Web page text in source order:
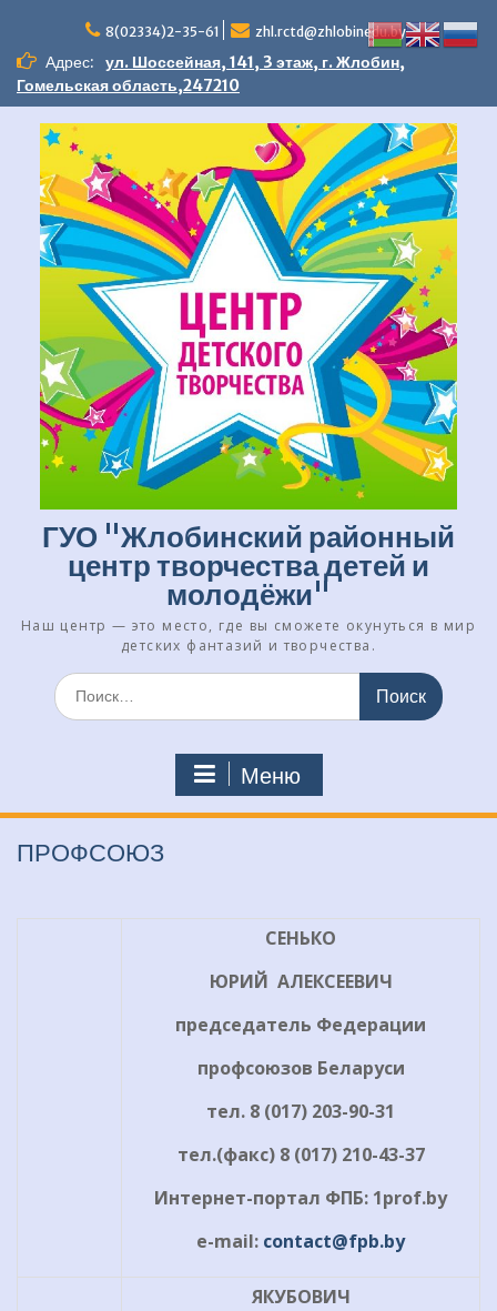
содержимому
8(02334)2-35-61 zhl.rctd@zhlobinedu.by
Адрес:
ул. Шоссейная, 141, 3 этаж, г. Жлобин,
Гомельская область,247210
ГУО "Жлобинский районный
центр творчества детей и
молодёжи"
Наш центр — это место, где вы сможете окунуться в мир
детских фантазий и творчества.
Искать:
Меню
ПРОФСОЮЗ
СЕНЬКО
ЮРИЙ АЛЕКСЕЕВИЧ
председатель Федерации
профсоюзов Беларуси
тел. 8 (017) 203-90-31
тел.(факс) 8 (017) 210-43-37
Интернет-портал ФПБ: 1prof.by
e-mail: contact@fpb.by
ЯКУБОВИЧ